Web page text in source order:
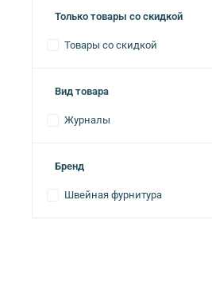
Только товары со скидкой
Товары со скидкой
Вид товара
Журналы
Бренд
Швейная фурнитура